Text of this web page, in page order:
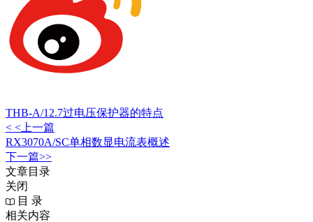
THB-A/12.7过电压保护器的特点
< <上一篇
RX3070A/SC单相数显电流表概述
下一篇>>
文章目录
关闭
目 录
相关内容